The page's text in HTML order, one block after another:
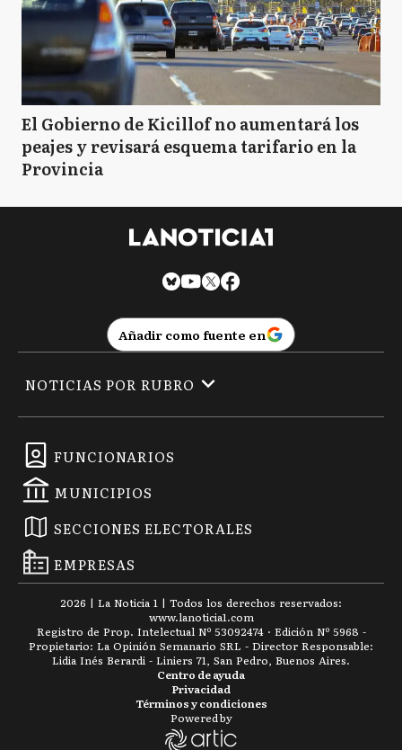
El Gobierno de Kicillof no aumentará los
peajes y revisará esquema tarifario en la
Provincia
Añadir como fuente en
FUNCIONARIOS
MUNICIPIOS
SECCIONES ELECTORALES
EMPRESAS
NOTICIAS POR RUBRO
2026 | La Noticia 1 | Todos los derechos reservados:
www.lanoticia1.com
Registro de Prop. Intelectual Nº 53092474 · Edición Nº 5968 -
Propietario: La Opinión Semanario SRL - Director Responsable:
Lidia Inés Berardi - Liniers 71, San Pedro, Buenos Aires.
Términos y condiciones
Privacidad
Centro de ayuda
Powered by